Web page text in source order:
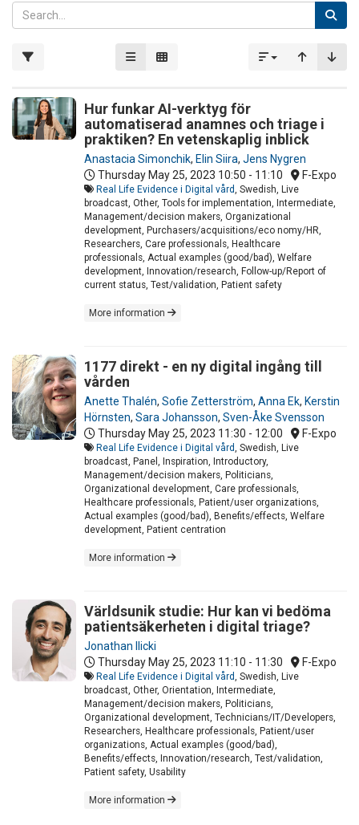
Hur funkar AI-verktyg för
automatiserad anamnes och triage i
praktiken? En vetenskaplig inblick
Anastacia Simonchik, Elin Siira, Jens Nygren
Thursday May 25, 2023 10:50 - 11:10 F-Expo
Real Life Evidence i Digital vård , Swedish, Live
broadcast, Other, Tools for implementation, Intermediate,
Management/decision makers, Organizational
development, Purchasers/acquisitions/eco nomy/HR,
Researchers, Care professionals, Healthcare
professionals, Actual examples (good/bad), Welfare
development, Innovation/research, Follow-up/Report of
current status, Test/validation, Patient safety
More information
1177 direkt - en ny digital ingång till
vården
Anette Thalén, Sofie Zetterström, Anna Ek, Kerstin
Hörnsten, Sara Johansson, Sven-Åke Svensson
Thursday May 25, 2023 11:30 - 12:00 F-Expo
Real Life Evidence i Digital vård , Swedish, Live
broadcast, Panel, Inspiration, Introductory,
Management/decision makers, Politicians,
Organizational development, Care professionals,
Healthcare professionals, Patient/user organizations,
Actual examples (good/bad), Benefits/effects, Welfare
development, Patient centration
More information
Världsunik studie: Hur kan vi bedöma
patientsäkerheten i digital triage?
Jonathan Ilicki
Thursday May 25, 2023 11:10 - 11:30 F-Expo
Real Life Evidence i Digital vård , Swedish, Live
broadcast, Other, Orientation, Intermediate,
Management/decision makers, Politicians,
Organizational development, Technicians/IT/Developers,
Researchers, Healthcare professionals, Patient/user
organizations, Actual examples (good/bad),
Benefits/effects, Innovation/research, Test/validation,
Patient safety, Usability
More information